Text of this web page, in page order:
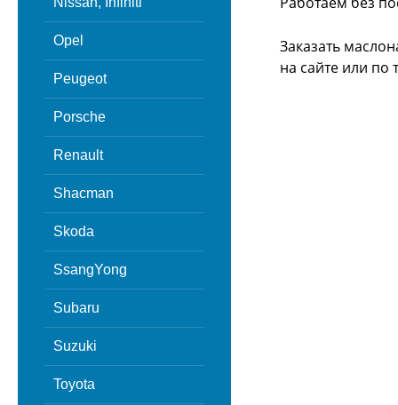
Opel
Peugeot
Porsche
Renault
Shacman
Skoda
SsangYong
Subaru
Suzuki
Toyota
Заказать
на сайте или по